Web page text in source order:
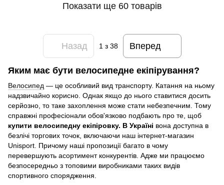
Показати ще 60 товарів
Назад 1з 38 Вперед
Яким має бути велосипедне екіпірування?
Велосипед — це особливий вид транспорту. Катання на ньому
надзвичайно корисно. Однак якщо до нього ставитися досить
серйозно, то таке захоплення може стати небезпечним. Тому
справжні професіонали обов'язково подбають про те, щоб
купити велосипедну екіпіровку. В Україні вона доступна в
безлічі торгових точок, включаючи наш інтернет-магазин
Unisport. Причому наші пропозиції багато в чому
перевершують асортимент конкурентів. Адже ми працюємо
безпосередньо з топовими виробниками таких видів
спортивного спорядження.